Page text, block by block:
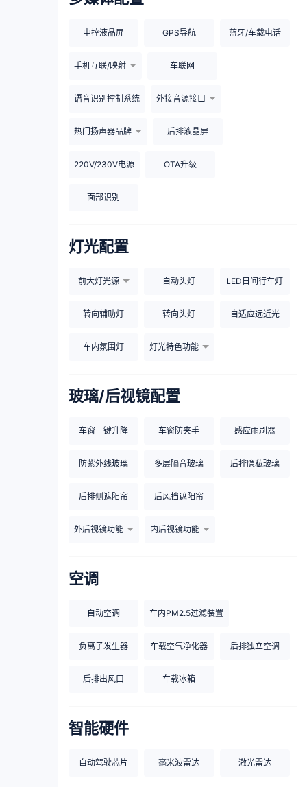
中控液晶屏 GPS导航 蓝牙/车载电话
手机互联/映射 车联网
语音识别控制系统 外接音源接口
热门扬声器品牌 后排液晶屏
220V/230V电源 OTA升级
面部识别
灯光配置
前大灯光源 自动头灯 LED日间行车灯
转向辅助灯 转向头灯 自适应远近光
车内氛围灯 灯光特色功能
玻璃/后视镜配置
车窗一键升降 车窗防夹手 感应雨刷器
防紫外线玻璃 多层隔音玻璃 后排隐私玻璃
后排侧遮阳帘 后风挡遮阳帘
外后视镜功能 内后视镜功能
空调
自动空调 车内PM2.5过滤装置
负离子发生器 车载空气净化器 后排独立空调
后排出风口 车载冰箱
智能硬件
自动驾驶芯片 毫米波雷达 激光雷达